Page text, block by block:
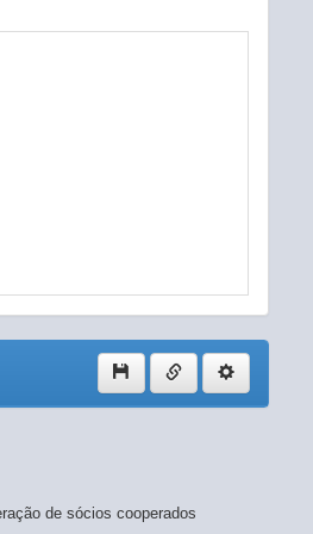
de sócios cooperados